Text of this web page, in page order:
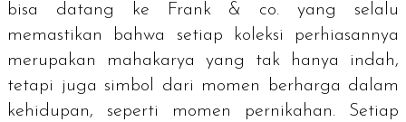
bisa datang ke Frank & co. yang selalu
memastikan bahwa setiap koleksi perhiasannya
merupakan mahakarya yang tak hanya indah,
tetapi juga simbol dari momen berharga dalam
kehidupan, seperti momen pernikahan. Setiap